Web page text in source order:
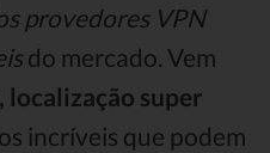
provedores VPN
​​do mercado. Vem
super
incríveis que podem